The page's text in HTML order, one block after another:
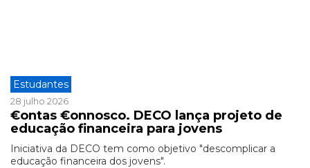
Estudantes
28 julho 2026
€ontas €onnosco. DECO lança projeto de
educação financeira para jovens
Iniciativa da DECO tem como objetivo "descomplicar a
educação financeira dos jovens".